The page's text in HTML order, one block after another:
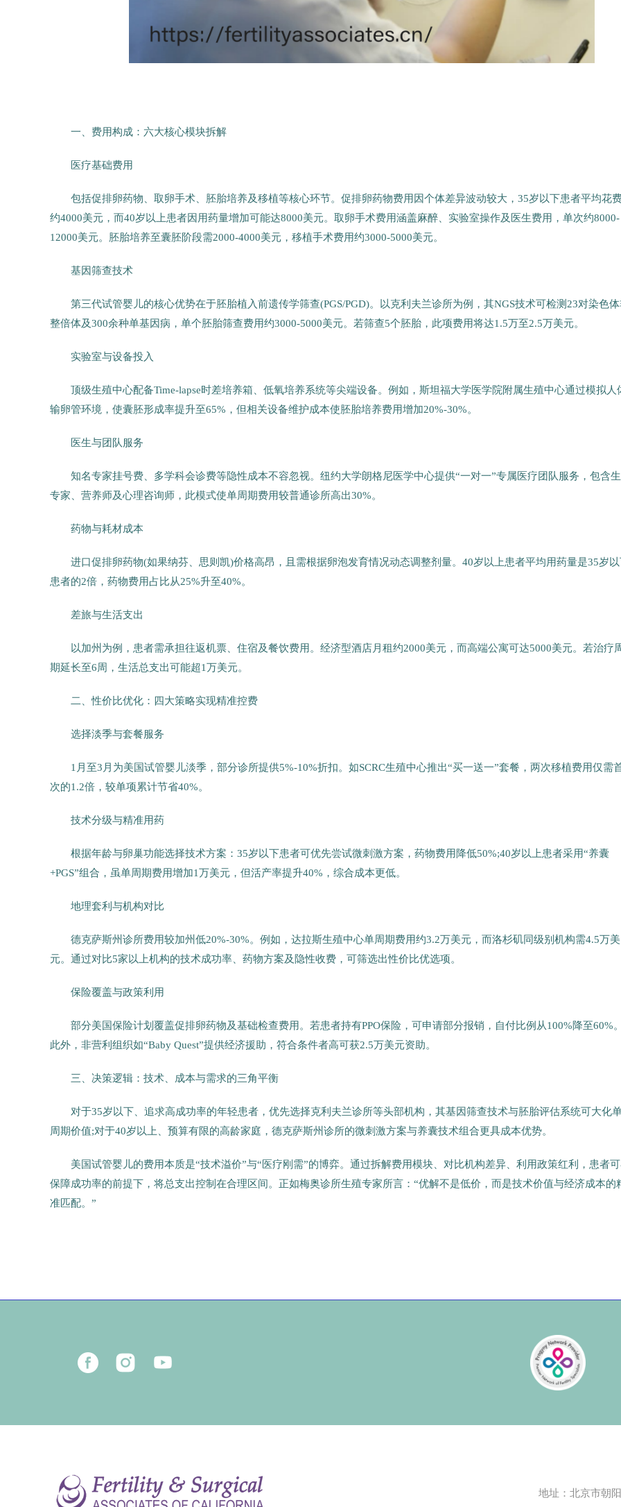
一、费用构成：六大核心模块拆解
医疗基础费用
包括促排卵药物、取卵手术、胚胎培养及移植等核心环节。促排卵药物费用因个体差异波动较大，35岁以下患者平均花
约4000美元，而40岁以上患者因用药量增加可能达8000美元。取卵手术费用涵盖麻醉、实验室操作及医生费用，单次约8000-
12000美元。胚胎培养至囊胚阶段需2000-4000美元，移植手术费用约3000-5000美元。
基因筛查技术
第三代试管婴儿的核心优势在于胚胎植入前遗传学筛查(PGS/PGD)。以克利夫兰诊所为例，其NGS技术可检测23对染色
整倍体及300余种单基因病，单个胚胎筛查费用约3000-5000美元。若筛查5个胚胎，此项费用将达1.5万至2.5万美元。
实验室与设备投入
顶级生殖中心配备Time-lapse时差培养箱、低氧培养系统等尖端设备。例如，斯坦福大学医学院附属生殖中心通过模拟人
输卵管环境，使囊胚形成率提升至65%，但相关设备维护成本使胚胎培养费用增加20%-30%。
医生与团队服务
知名专家挂号费、多学科会诊费等隐性成本不容忽视。纽约大学朗格尼医学中心提供“一对一”专属医疗团队服务，包含
专家、营养师及心理咨询师，此模式使单周期费用较普通诊所高出30%。
药物与耗材成本
进口促排卵药物(如果纳芬、思则凯)价格高昂，且需根据卵泡发育情况动态调整剂量。40岁以上患者平均用药量是35岁
患者的2倍，药物费用占比从25%升至40%。
差旅与生活支出
以加州为例，患者需承担往返机票、住宿及餐饮费用。经济型酒店月租约2000美元，而高端公寓可达5000美元。若治疗
期延长至6周，生活总支出可能超1万美元。
二、性价比优化：四大策略实现精准控费
选择淡季与套餐服务
1月至3月为美国试管婴儿淡季，部分诊所提供5%-10%折扣。如SCRC生殖中心推出“买一送一”套餐，两次移植费用仅需
次的1.2倍，较单项累计节省40%。
技术分级与精准用药
根据年龄与卵巢功能选择技术方案：35岁以下患者可优先尝试微刺激方案，药物费用降低50%;40岁以上患者采用“养囊
+PGS”组合，虽单周期费用增加1万美元，但活产率提升40%，综合成本更低。
地理套利与机构对比
德克萨斯州诊所费用较加州低20%-30%。例如，达拉斯生殖中心单周期费用约3.2万美元，而洛杉矶同级别机构需4.5万美
元。通过对比5家以上机构的技术成功率、药物方案及隐性收费，可筛选出性价比优选项。
保险覆盖与政策利用
部分美国保险计划覆盖促排卵药物及基础检查费用。若患者持有PPO保险，可申请部分报销，自付比例从100%降至60%
此外，非营利组织如“Baby Quest”提供经济援助，符合条件者高可获2.5万美元资助。
三、决策逻辑：技术、成本与需求的三角平衡
对于35岁以下、追求高成功率的年轻患者，优先选择克利夫兰诊所等头部机构，其基因筛查技术与胚胎评估系统可大化
周期价值;对于40岁以上、预算有限的高龄家庭，德克萨斯州诊所的微刺激方案与养囊技术组合更具成本优势。
美国试管婴儿的费用本质是“技术溢价”与“医疗刚需”的博弈。通过拆解费用模块、对比机构差异、利用政策红利，患者
保障成功率的前提下，将总支出控制在合理区间。正如梅奥诊所生殖专家所言：“优解不是低价，而是技术价值与经济成本的
准匹配。”
地址：北京市朝